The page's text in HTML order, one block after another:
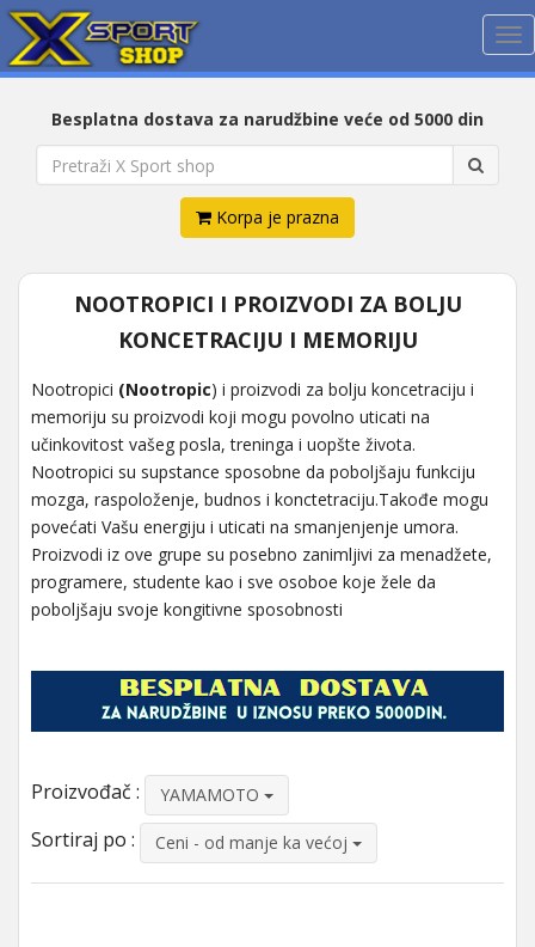
Besplatna dostava za narudžbine veće od 5000 din
Korpa je prazna
NOOTROPICI I PROIZVODI ZA BOLJU
KONCETRACIJU I MEMORIJU
Nootropici (Nootropic) i proizvodi za bolju koncetraciju i
memoriju su proizvodi koji mogu povolno uticati na
učinkovitost vašeg posla, treninga i uopšte života.
Nootropici su supstance sposobne da poboljšaju funkciju
mozga, raspoloženje, budnos i konctetraciju.Takođe mogu
povećati Vašu energiju i uticati na smanjenjenje umora.
Proizvodi iz ove grupe su posebno zanimljivi za menadžete,
programere, studente kao i sve osoboe koje žele da
poboljšaju svoje kongitivne sposobnosti
Proizvođač : YAMAMOTO
Sortiraj po : Ceni - od manje ka većoj